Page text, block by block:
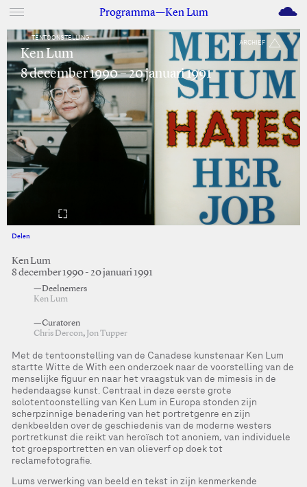
Programma—Ken Lum M
TENTOONSTELLING
ARCHIEF
Ken Lum
8 december 1990 – 20 januari 1991
Delen
Ken Lum
8 december 1990 - 20 januari 1991
—Deelnemers
Ken Lum
—Curatoren
Chris Dercon, Jon Tupper
Met de tentoonstelling van de Canadese kunstenaar Ken Lum
startte Witte de With een onderzoek naar de voorstelling van de
menselijke figuur en naar het vraagstuk van de mimesis in de
hedendaagse kunst. Centraal in deze eerste grote
solotentoonstelling van Ken Lum in Europa stonden zijn
scherpzinnige benadering van het portretgenre en zijn
denkbeelden over de geschiedenis van de moderne westers
portretkunst die reikt van heroïsch tot anoniem, van individuele
tot groepsportretten en van olieverf op doek tot
reclamefotografie.
Lums verwerking van beeld en tekst in zijn kenmerkende